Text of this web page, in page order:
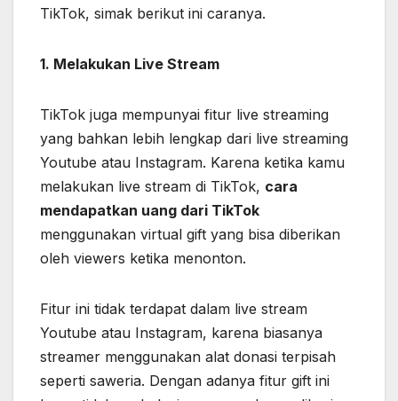
TikTok, simak berikut ini caranya.
1. Melakukan Live Stream
TikTok juga mempunyai fitur live streaming
yang bahkan lebih lengkap dari live streaming
Youtube atau Instagram. Karena ketika kamu
melakukan live stream di TikTok, cara
mendapatkan uang dari TikTok
menggunakan virtual gift yang bisa diberikan
oleh viewers ketika menonton.
Fitur ini tidak terdapat dalam live stream
Youtube atau Instagram, karena biasanya
streamer menggunakan alat donasi terpisah
seperti saweria. Dengan adanya fitur gift ini